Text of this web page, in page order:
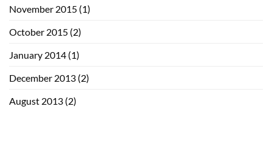
November 2015 (1)
October 2015 (2)
January 2014 (1)
December 2013 (2)
August 2013 (2)